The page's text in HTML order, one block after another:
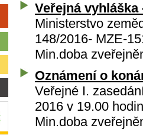
Veřejná vyhláška
Ministerstvo
148/2016- MZE-
Min.doba
Oznámení o
Veřejné I.
2016 v 19.00
Min.doba